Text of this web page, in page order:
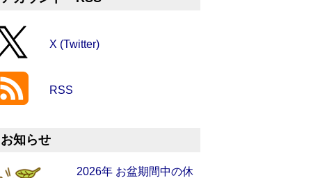
X (Twitter)
RSS
お知らせ
2026年 お盆期間中の休